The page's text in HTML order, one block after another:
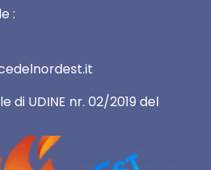
:
di UDINE nr. 02/2019 del